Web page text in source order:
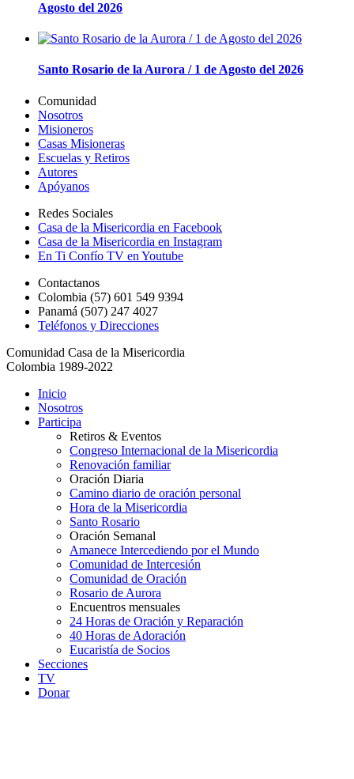
Agosto del 2026
Santo Rosario de la Aurora / 1 de Agosto del 2026
Comunidad
Nosotros
Misioneros
Casas Misioneras
Escuelas y Retiros
Autores
Apóyanos
Redes Sociales
Casa de la Misericordia en Facebook
Casa de la Misericordia en Instagram
En Ti Confío TV en Youtube
Contactanos
Colombia (57) 601 549 9394
Panamá (507) 247 4027
Teléfonos y Direcciones
Comunidad Casa de la Misericordia
Colombia 1989-2022
Inicio
Nosotros
Participa
Retiros & Eventos
Congreso Internacional de la Misericordia
Renovación familiar
Oración Diaria
Camino diario de oración personal
Hora de la Misericordia
Santo Rosario
Oración Semanal
Amanece Intercediendo por el Mundo
Comunidad de Intercesión
Comunidad de Oración
Rosario de Aurora
Encuentros mensuales
24 Horas de Oración y Reparación
40 Horas de Adoración
Eucaristía de Socios
Secciones
TV
Donar